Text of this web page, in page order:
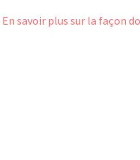
En savoir plus sur la façon